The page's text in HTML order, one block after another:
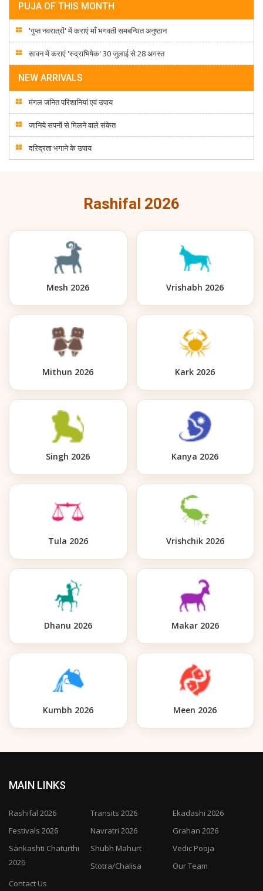
PUJA OF THIS MONTH
'गुप्त नवरात्रों' में कराएं माँ भगवती समबन्धित अनुष्ठान
सावन में कराएं 'रुद्राभिषेक' 30 जुलाई से 28 अगस्त
NEW ARRIVALS
मंगल जनित परिशानियां एवं उपाय
जानिये सपनों से मिलने वाले संकेत
दरिद्रता भगाने के उपाय
Rashifal 2026
Mesh 2026 Vrishabh 2026
Mithun 2026 Kark 2026
Singh 2026 Kanya 2026
Tula 2026 Vrishchik 2026
Dhanu 2026 Makar 2026
Kumbh 2026 Meen 2026
MAIN LINKS
Rashifal 2026 Transits 2026
Ekadashi 2026
Festivals 2026
Navratri 2026
Grahan 2026
Sankashti Chaturthi
2026
Shubh Mahurt
Vedic Pooja
Stotra/Chalisa
Our Team
Contact Us